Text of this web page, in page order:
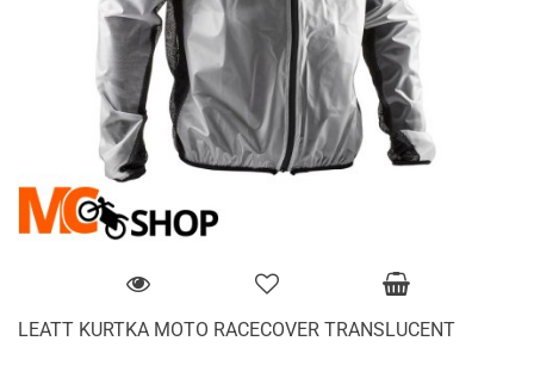
LEATT KURTKA MOTO RACECOVER TRANSLUCENT